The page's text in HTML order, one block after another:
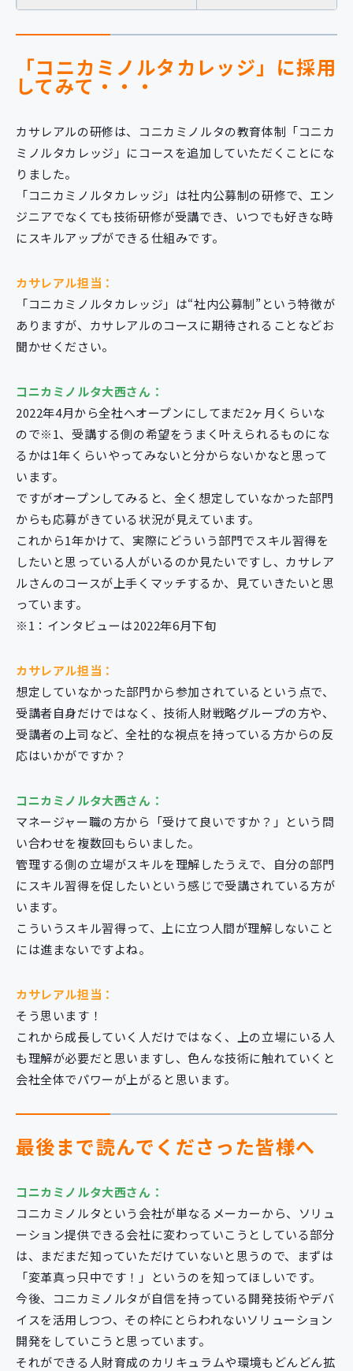
「コニカミノルタカレッジ」に採用
してみて・・・
カサレアルの研修は、コニカミノルタの教育体制「コニカ
ミノルタカレッジ」にコースを追加していただくことにな
りました。
「コニカミノルタカレッジ」は社内公募制の研修で、エン
ジニアでなくても技術研修が受講でき、いつでも好きな時
にスキルアップができる仕組みです。
カサレアル担当：
「コニカミノルタカレッジ」は“社内公募制”という特徴が
ありますが、カサレアルのコースに期待されることなどお
聞かせください。
コニカミノルタ大西さん：
2022年4月から全社へオープンにしてまだ2ヶ月くらいな
ので※1、受講する側の希望をうまく叶えられるものにな
るかは1年くらいやってみないと分からないかなと思って
います。
ですがオープンしてみると、全く想定していなかった部門
からも応募がきている状況が見えています。
これから1年かけて、実際にどういう部門でスキル習得を
したいと思っている人がいるのか見たいですし、カサレア
ルさんのコースが上手くマッチするか、見ていきたいと思
っています。
※1：インタビューは2022年6月下旬
カサレアル担当：
想定していなかった部門から参加されているという点で、
受講者自身だけではなく、技術人財戦略グループの方や、
受講者の上司など、全社的な視点を持っている方からの反
応はいかがですか？
コニカミノルタ大西さん：
マネージャー職の方から「受けて良いですか？」という問
い合わせを複数回もらいました。
管理する側の立場がスキルを理解したうえで、自分の部門
にスキル習得を促したいという感じで受講されている方が
います。
こういうスキル習得って、上に立つ人間が理解しないこと
には進まないですよね。
カサレアル担当：
そう思います！
これから成長していく人だけではなく、上の立場にいる人
も理解が必要だと思いますし、色んな技術に触れていくと
会社全体でパワーが上がると思います。
最後まで読んでくださった皆様へ
コニカミノルタ大西さん：
コニカミノルタという会社が単なるメーカーから、ソリュ
ーション提供できる会社に変わっていこうとしている部分
は、まだまだ知っていただけていないと思うので、まずは
「変革真っ只中です！」というのを知ってほしいです。
今後、コニカミノルタが自信を持っている開発技術やデバ
イスを活用しつつ、その枠にとらわれないソリューション
開発をしていこうと思っています。
それができる人財育成のカリキュラムや環境もどんどん拡